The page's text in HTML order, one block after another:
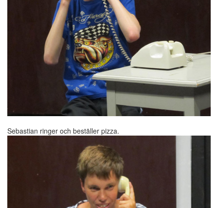
Sebastian ringer och beställer pizza.